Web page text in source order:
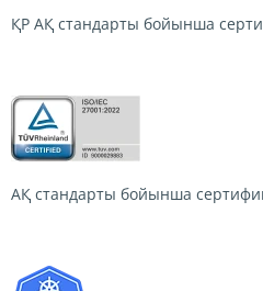
ҚР АҚ стандарты бойынша
АҚ стандарты бойынша